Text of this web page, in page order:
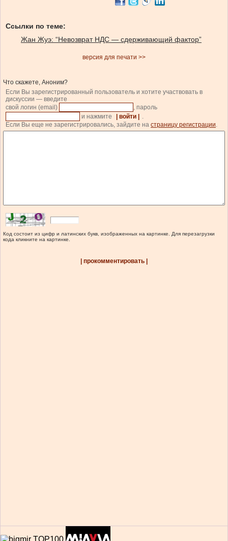
Ссылки по теме:
Жан Жуэ: “Невозврат НДС — сдерживающий фактор”
версия для печати >>
Что скажете, Аноним?
Если Вы зарегистрированный пользователь и хотите участвовать в
дискуссии — введите
свой логин (email)
, пароль
и нажмите
| войти |
.
Если Вы еще не зарегистрировались, зайдите на страницу регистрации.
Код состоит из цифр и латинских букв, изображенных на картинке. Для перезагрузки
кода кликните на картинке.
| прокомментировать |